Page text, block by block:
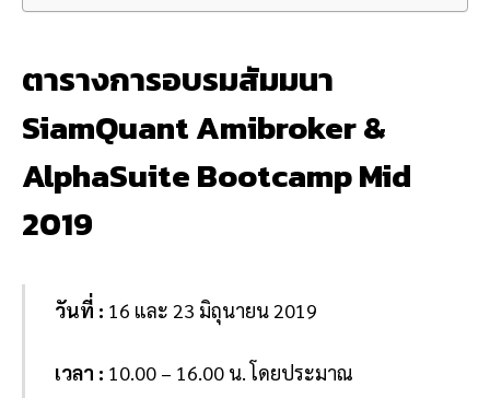
ตารางการอบรมสัมมนา
SiamQuant Amibroker &
AlphaSuite Bootcamp Mid
2019
วันที่ : 16 และ 23 มิถุนายน 2019
เวลา : 10.00 – 16.00 น. โดยประมาณ